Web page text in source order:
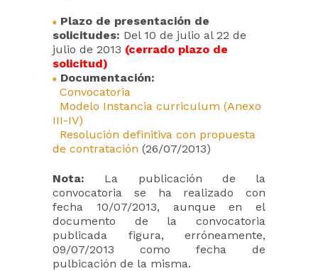
Plazo de presentación de
solicitudes: Del 10 de julio al 22 de
julio de 2013 (cerrado plazo de
solicitud)
Documentación:
Convocatoria
Modelo Instancia curriculum (Anexo
III-IV)
Resolución definitiva con propuesta
de contratación (26/07/2013)
Nota: La publicación de la
convocatoria se ha realizado con
fecha 10/07/2013, aunque en el
documento de la convocatoria
publicada figura, erróneamente,
09/07/2013 como fecha de
pulbicación de la misma.